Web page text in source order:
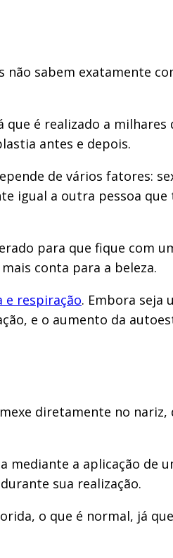
sabem exatamente
é realizado a milhares
antes e depois.
de vários fatores:
igual a outra pessoa
para que fique com
conta para a beleza.
respiração. Embora seja
e o aumento da
diretamente no nariz,
a aplicação de
sua realização.
o que é normal, já